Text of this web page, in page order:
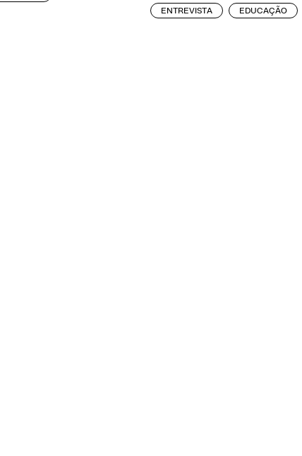
ENTREVISTA EDUCAÇÃO